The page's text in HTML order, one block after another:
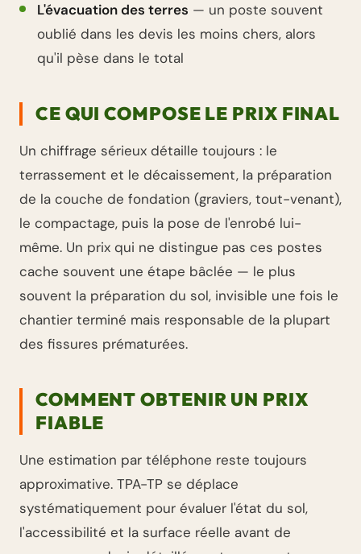
L'évacuation des terres — un poste souvent
oublié dans les devis les moins chers, alors
qu'il pèse dans le total
CE QUI COMPOSE LE PRIX FINAL
Un chiffrage sérieux détaille toujours : le
terrassement et le décaissement, la préparation
de la couche de fondation (graviers, tout-venant),
le compactage, puis la pose de l'enrobé lui-
même. Un prix qui ne distingue pas ces postes
cache souvent une étape bâclée — le plus
souvent la préparation du sol, invisible une fois le
chantier terminé mais responsable de la plupart
des fissures prématurées.
COMMENT OBTENIR UN PRIX
FIABLE
Une estimation par téléphone reste toujours
approximative. TPA-TP se déplace
systématiquement pour évaluer l'état du sol,
l'accessibilité et la surface réelle avant de